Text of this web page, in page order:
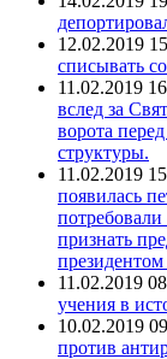
12.02.2019
списывать
11.02.2019
вслед за
ворота
структуры.
11.02.2019
появилась
признать
11.02.2019
учения в
10.02.2019
против